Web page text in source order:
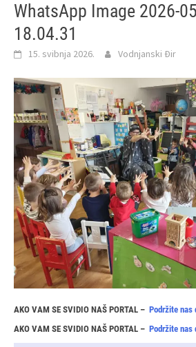
WhatsApp Image 2026-
18.04.31
15. svibnja 2026. Vodnjanski Đir
AKO VAM SE SVIDIO NAŠ PORTAL – Podržite nas
AKO VAM SE SVIDIO NAŠ PORTAL – Podržite nas